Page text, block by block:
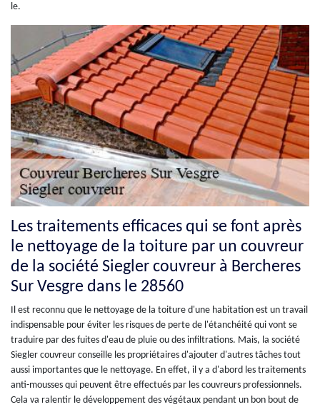
le.
Les traitements efficaces qui se font après
le nettoyage de la toiture par un couvreur
de la société Siegler couvreur à Bercheres
Sur Vesgre dans le 28560
Il est reconnu que le nettoyage de la toiture d'une habitation est un travail
indispensable pour éviter les risques de perte de l'étanchéité qui vont se
traduire par des fuites d'eau de pluie ou des infiltrations. Mais, la société
Siegler couvreur conseille les propriétaires d'ajouter d'autres tâches tout
aussi importantes que le nettoyage. En effet, il y a d'abord les traitements
anti-mousses qui peuvent être effectués par les couvreurs professionnels.
Cela va ralentir le développement des végétaux pendant un bon bout de